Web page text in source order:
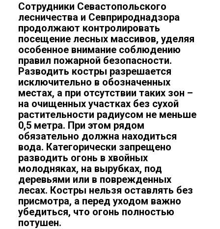
Сотрудники Севастопольского
лесничества и Севприроднадзора
продолжают контролировать
посещение лесных массивов, уделяя
особенное внимание соблюдению
правил пожарной безопасности.
Разводить костры разрешается
исключительно в обозначенных
местах, а при отсутствии таких зон –
на очищенных участках без сухой
растительности радиусом не меньше
0,5 метра. При этом рядом
обязательно должна находиться
вода. Категорически запрещено
разводить огонь в хвойных
молодняках, на вырубках, под
деревьями или в поврежденных
лесах. Костры нельзя оставлять без
присмотра, а перед уходом важно
убедиться, что огонь полностью
потушен.